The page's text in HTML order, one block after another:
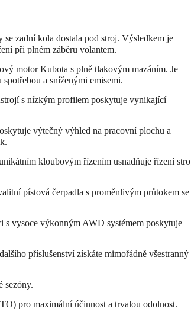
zadní kola dostala pod stroj. Výsledkem je
při plném záběru volantem.
motor Kubota s plně tlakovým mazáním. Je
a sníženými emisemi.
s nízkým profilem poskytuje vynikající
výtečný výhled na pracovní plochu a
kloubovým řízením usnadňuje řízení
pístová čerpadla s proměnlivým průtokem se
s vysoce výkonným AWD systémem poskytuje
příslušenství získáte mimořádně všestranný
sezóny.
pro maximální účinnost a trvalou odolnost.